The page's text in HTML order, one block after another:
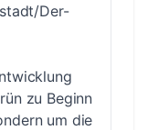
Der-
zu Beginn
um die